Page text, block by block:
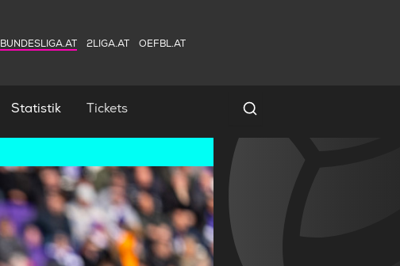
BUNDESLIGA.AT 2LIGA.AT OEFBL.AT
Statistik Tickets Spielersuche